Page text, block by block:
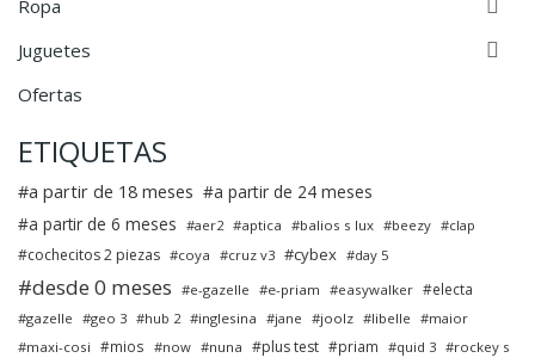
Ropa

Juguetes

Ofertas
ETIQUETAS
a partir de 18 meses
a partir de 24 meses
a partir de 6 meses
aer2 aptica balios s lux beezy clap
cochecitos 2 piezas coya cruz v3 cybex day 5
desde 0 meses e-gazelle e-priam easywalker electa
gazelle geo 3 hub 2 inglesina jane joolz libelle
maior
maxi-cosi
mios now nuna plus test priam quid 3 rockey s